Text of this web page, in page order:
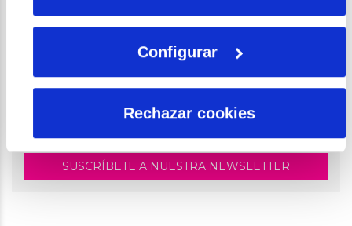
Configurar
Rechazar cookies
Tesis del agua
Modelos de priorización de
inversiones utilizando criterios de
desarrollo sostenible
PONTE AL DÍA
SUSCRÍBETE A NUESTRA NEWSLETTER